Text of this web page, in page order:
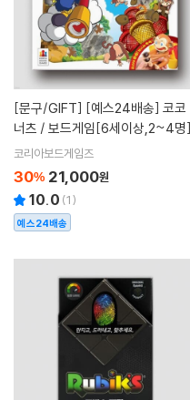
[문구/GIFT]
너츠 / 보드게임[6세이상,2~4명]
코리아보드게임즈
30% 21,000원
10.0 (1)
예스24배송